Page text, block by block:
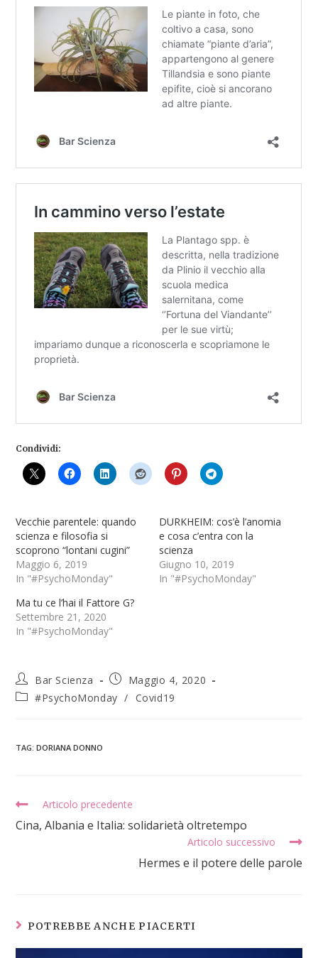
Condividi:
Vecchie parentele: quando
scienza e filosofia si
scoprono “lontani cugini”
Maggio 6, 2019
In "#PsychoMonday"
DURKHEIM: cos’è l’anomia
e cosa c’entra con la
scienza
Giugno 10, 2019
In "#PsychoMonday"
Ma tu ce l’hai il Fattore G?
Settembre 21, 2020
In "#PsychoMonday"
Bar Scienza
Maggio 4, 2020
#PsychoMonday / Covid19
TAG:DORIANA DONNO
Articolo precedente
Cina, Albania e Italia: solidarietà oltretempo
Articolo successivo
Hermes e il potere delle parole
POTREBBE ANCHE PIACERTI